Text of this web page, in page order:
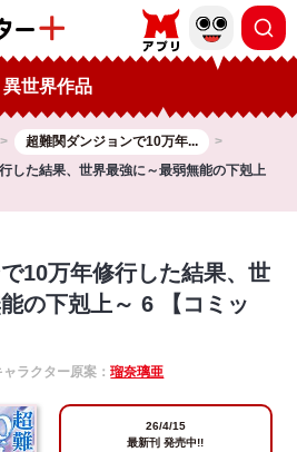
異世界作品
超難関ダンジョンで10万年...
した結果、世界最強に～最弱無能の下剋上
10万年修行した結果、世
の下剋上～ 6 【コミッ
ャラクター原案：瑠奈璃亜
26/4/15
最新刊 発売中!!